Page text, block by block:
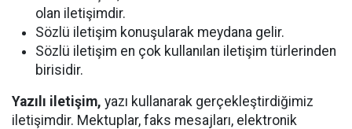
olan iletişimdir.
Sözlü iletişim konuşularak meydana gelir.
Sözlü iletişim en çok kullanılan iletişim türlerinden
birisidir.
Yazılı iletişim, yazı kullanarak gerçekleştirdiğimiz
iletişimdir. Mektuplar, faks mesajları, elektronik